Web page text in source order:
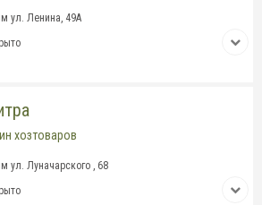
ул. Ленина, 49А
хозтоваров
ул. Луначарского , 68